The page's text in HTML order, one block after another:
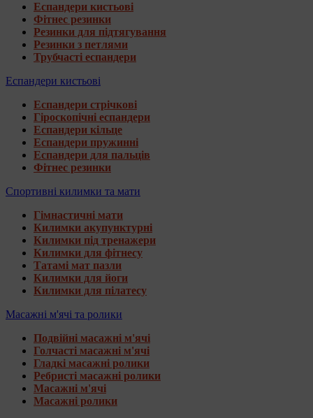
Еспандери кистьові
Фітнес резинки
Резинки для підтягування
Резинки з петлями
Трубчасті еспандери
Еспандери кистьові
Еспандери стрічкові
Гіроскопічні еспандери
Еспандери кільце
Еспандери пружинні
Еспандери для пальців
Фітнес резинки
Спортивні килимки та мати
Гімнастичні мати
Килимки акупунктурні
Килимки під тренажери
Килимки для фітнесу
Татамі мат пазли
Килимки для йоги
Килимки для пілатесу
Масажні м'ячі та ролики
Подвійні масажні м'ячі
Голчасті масажні м'ячі
Гладкі масажні ролики
Ребристі масажні ролики
Масажні м'ячі
Масажні ролики